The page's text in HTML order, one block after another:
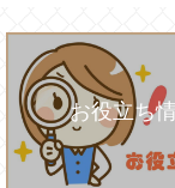
お役立ち